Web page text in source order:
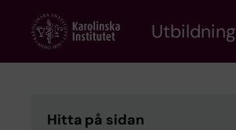
content
Utbildning
Hitta på sidan